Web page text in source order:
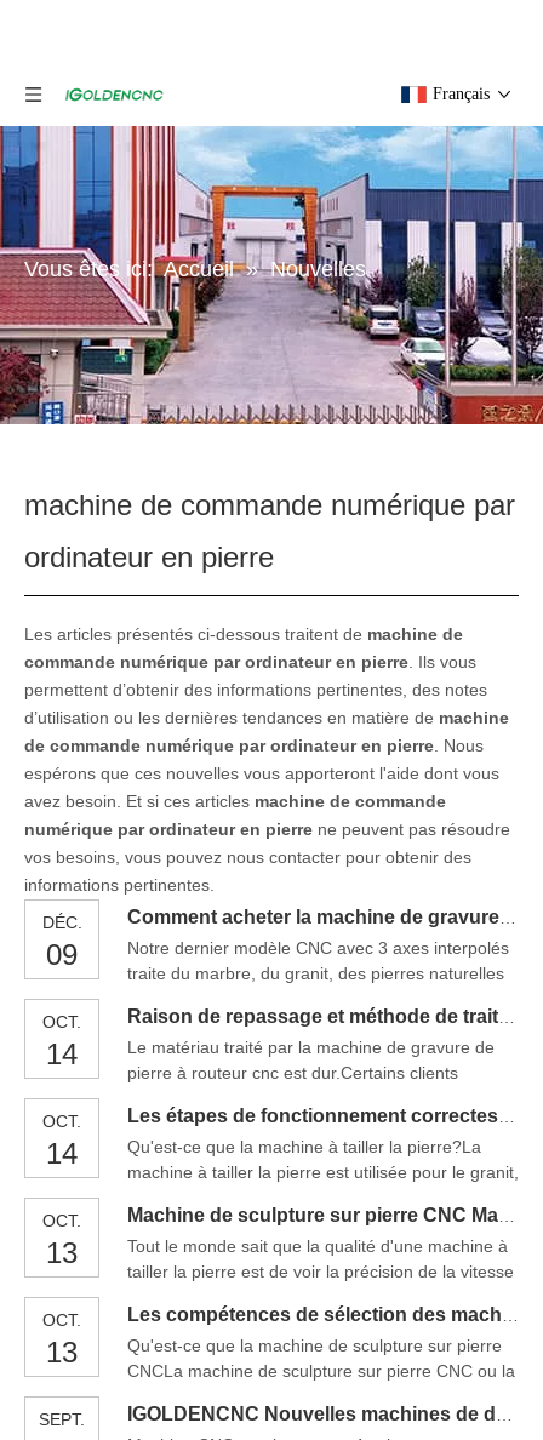
Français
Vous êtes ici: Accueil » Nouvelles
machine de commande numérique par
ordinateur en pierre
Les articles présentés ci-dessous traitent de machine de
commande numérique par ordinateur en pierre . Ils vous
permettent d’obtenir des informations pertinentes, des notes
d’utilisation ou les dernières tendances en matière de machine
de commande numérique par ordinateur en pierre . Nous
espérons que ces nouvelles vous apporteront l'aide dont vous
avez besoin. Et si ces articles machine de commande
numérique par ordinateur en pierre ne peuvent pas résoudre
vos besoins, vous pouvez nous contacter pour obtenir des
informations pertinentes.
DÉC.
09
Notre dernier modèle CNC avec 3 axes interpolés
traite du marbre, du granit, des pierres naturelles
céramiques. La machine de gravure en pierre de
Routeur CNC combine des composants de haute
qualité et de précision à faible entretien et facilité
Routeur Stone
OCT.
14
Le matériau traité par la machine de gravure de
pierre à routeur cnc est dur.Certains clients
machine de gravure sur pierre sont
chauds.Comment faire face à cette situation
brûlante ?Les fabricants de machines de gravure
suggestions, vendredi
OCT.
14
Qu'est-ce que la machine à tailler la pierre?La
machine à tailler la pierre est utilisée pour le granit,
pierres tombales, les jalons et d'autres types de
traitement de la pierre. , perçage 2D pr
OCT.
13
Tout le monde sait que la qualité d'une machine à
tailler la pierre est de voir la précision de la vitesse
gravure sur pierre est petite, plus la gravure peut
voir la précision de la machine de gravure sur
pierre.La gravure haute puissance permet de voir
OCT.
13
Qu'est-ce que la machine de sculpture sur pierre
CNCLa machine de sculpture sur pierre CNC ou la
machine de sculpture sur pierre automatique de
SEPT.